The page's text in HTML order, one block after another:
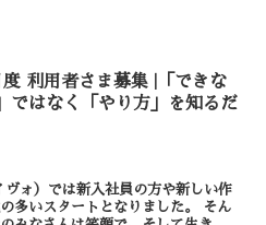
度 利用者さま募集 |「できな
ではなく「やり方」を知るだ
ォ）では新入社員の方や新しい作
多いスタートとなりました。 そん